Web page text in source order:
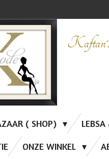
( SHOP) LEBSA
ONZE WINKEL